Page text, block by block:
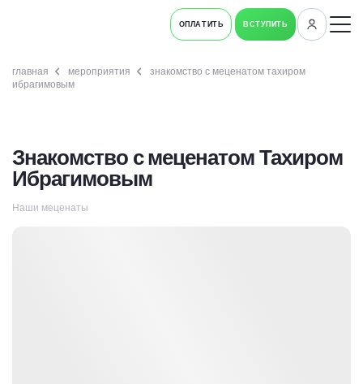
ОПЛАТИТЬ ВСТУПИТЬ
главная мероприятия
знакомство с меценатом тахиром
ибрагимовым
Знакомство с меценатом Тахиром
Ибрагимовым
Наши меценаты